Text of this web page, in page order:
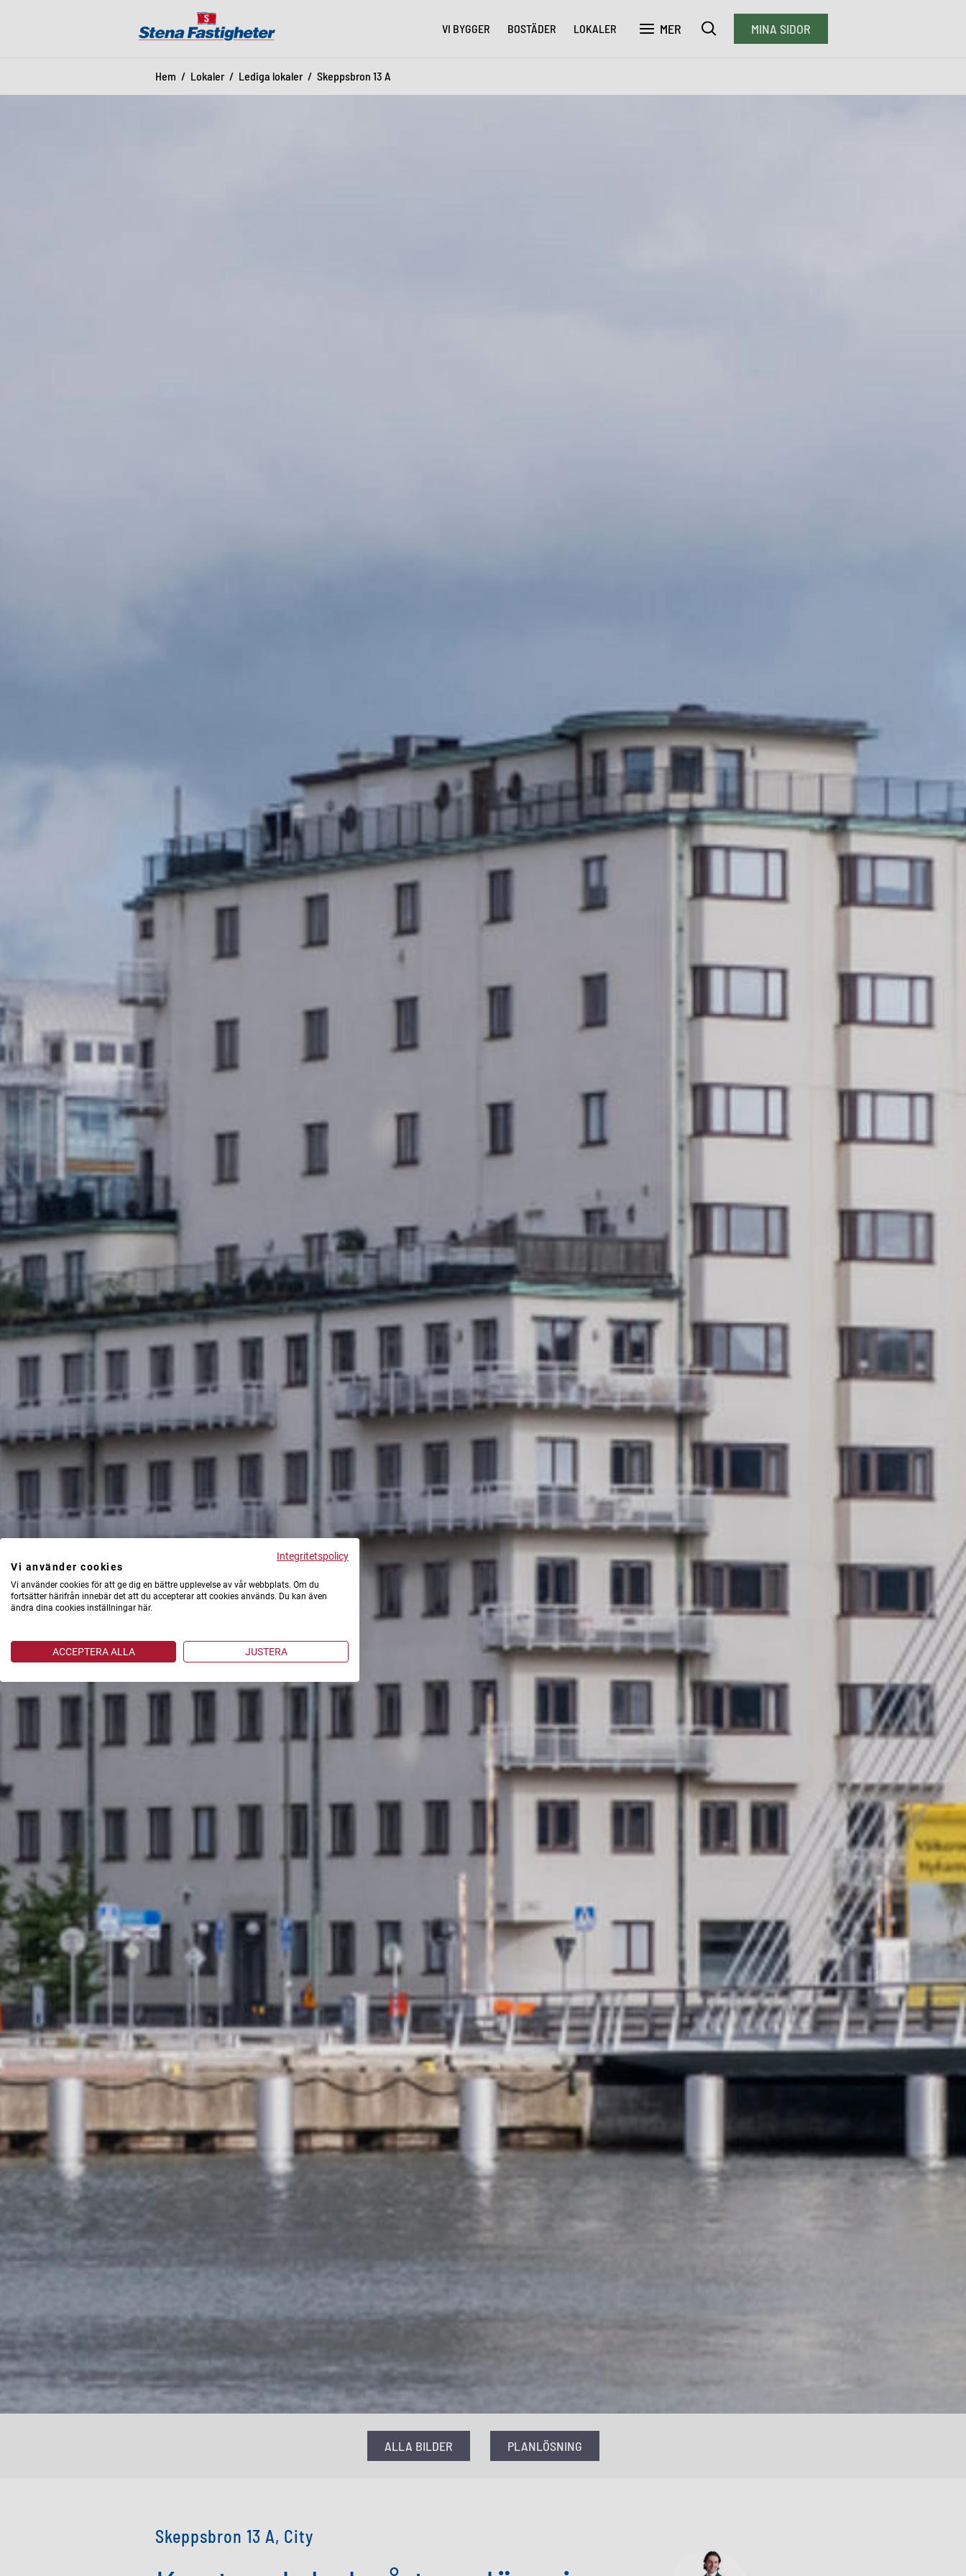
VI BYGGER BOSTÄDER LOKALER MER MINA SIDOR
Hem Lokaler Lediga lokaler Skeppsbron 13 A
ALLA BILDER PLANLÖSNING
Skeppsbron 13 A, City
Integritetspolicy
Vi använder cookies
Vi använder cookies för att ge dig en bättre upplevelse av vår webbplats. Om du
fortsätter härifrån innebär det att du accepterar att cookies används. Du kan även
ändra dina cookies inställningar här.
ACCEPTERA ALLA JUSTERA